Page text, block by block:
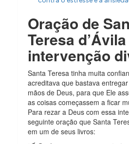
Oração de
Teresa
intervenção
Santa Teresa tinha muita
acreditava que bastava
mãos de Deus, para que Ele
as coisas começassem a ficar
Para rezar a Deus com essa
seguinte oração que Santa
em um de seus livros: